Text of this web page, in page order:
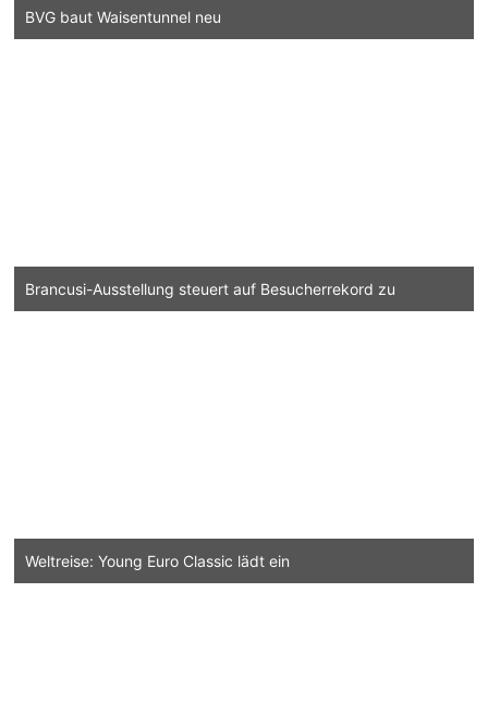
BVG baut Waisentunnel neu
Brancusi-Ausstellung steuert auf Besucherrekord zu
Weltreise: Young Euro Classic lädt ein